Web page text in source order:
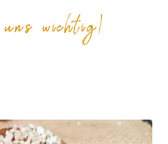
wichtig!